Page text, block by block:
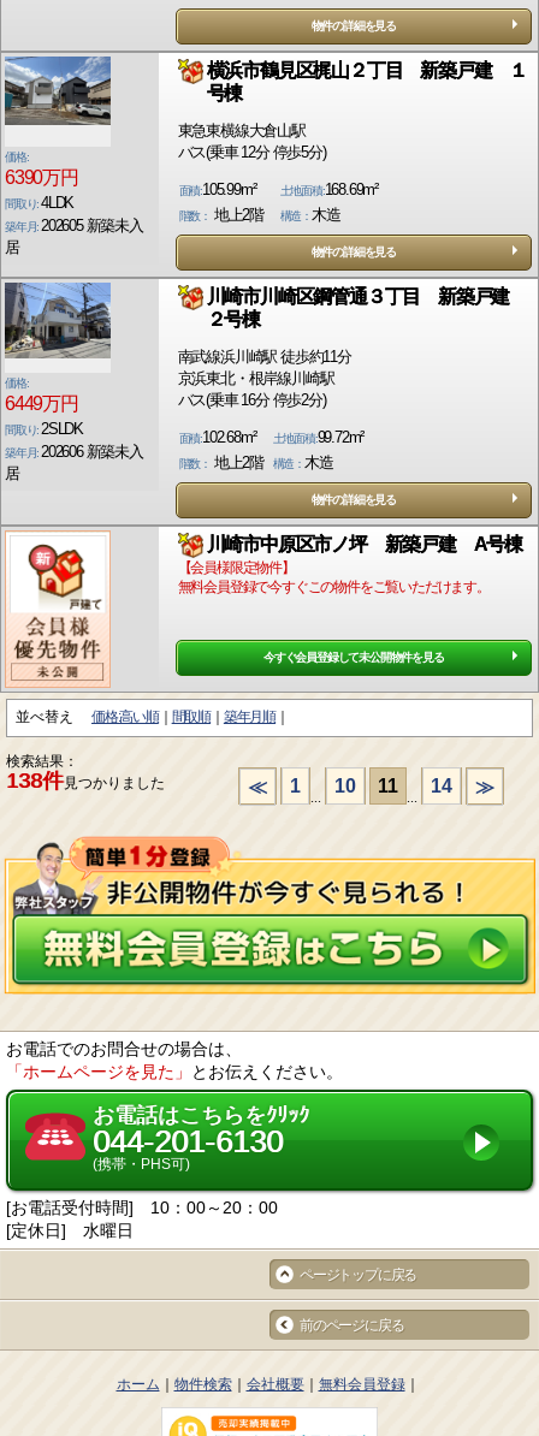
物件の詳細を見る
価格:
6390万円
間取り:4LDK
築年月:202605 新築未入
居
横浜市鶴見区梶山２丁目 新築戸建 １
号棟
東急東横線大倉山駅
バス(乗車 12分 停歩5分)
面積:105.99m² 土地面積:168.69m²
階数： 地上2階 構造：木造
物件の詳細を見る
価格:
6449万円
間取り:2SLDK
築年月:202606 新築未入
居
川崎市川崎区鋼管通３丁目 新築戸建
２号棟
南武線浜川崎駅 徒歩約11分
京浜東北・根岸線川崎駅
バス(乗車 16分 停歩2分)
面積:102.68m² 土地面積:99.72m²
階数： 地上2階 構造：木造
物件の詳細を見る
川崎市中原区市ノ坪 新築戸建 A号棟
【会員様限定物件】
無料会員登録で今すぐこの物件をご覧いただけます。
今すぐ会員登録して未公開物件を見る
並べ替え 価格:高い順 間取順 築年月順
検索結果：
138件見つかりました ≪ 1
...
10 11
...
14 ≫
お電話でのお問合せの場合は、
「ホームページを見た」
とお伝えください。
お電話はこちらをｸﾘｯｸ
044-201-6130
(携帯・PHS可)
[お電話受付時間] 10：00～20：00
[定休日] 水曜日
ページトップに戻る
前のページに戻る
ホーム 物件検索 会社概要 無料会員登録